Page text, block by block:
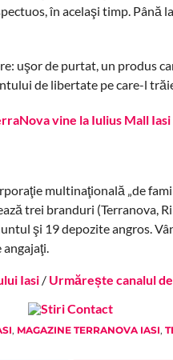
în acelaşi timp. Până
uşor de purtat, un produs
de libertate pe care-l
multinaţională „de
trei branduri (Terranova,
şi 19 depozite angros.
Iasi / Urmărește canalul
, MAGAZINE TERRANOVA IASI,